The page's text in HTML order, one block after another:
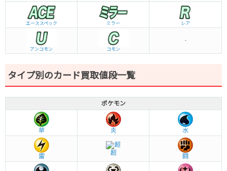
エーススペック ミラー レア
アンコモン コモン
-
タイプ別のカード買取値段一覧
ポケモン
草 炎 水
雷 超 闘